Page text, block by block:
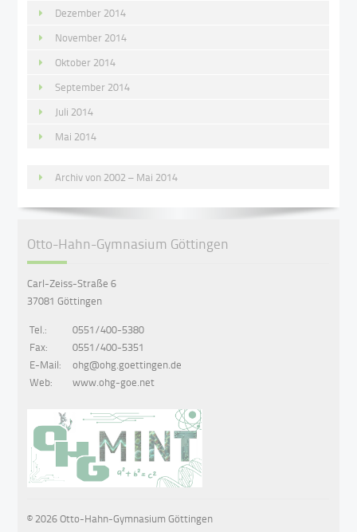
Dezember 2014
November 2014
Oktober 2014
September 2014
Juli 2014
Mai 2014
Archiv von 2002 – Mai 2014
Otto-Hahn-Gymnasium Göttingen
Carl-Zeiss-Straße 6
37081 Göttingen
Tel.:
0551/400-5380
Fax:
0551/400-5351
E-Mail:
ohg@ohg.goettingen.de
Web:
www.ohg-goe.net
© 2026 Otto-Hahn-Gymnasium Göttingen